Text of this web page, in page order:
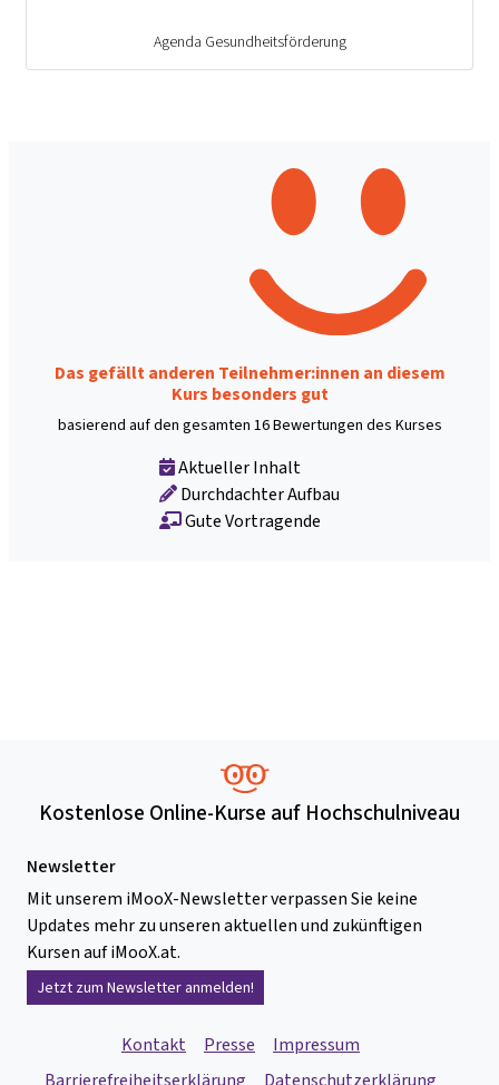
Agenda Gesundheitsförderung
Das gefällt anderen Teilnehmer:innen an diesem
Kurs besonders gut
basierend auf den gesamten 16 Bewertungen des Kurses
Aktueller Inhalt
Durchdachter Aufbau
Gute Vortragende
Kostenlose Online-Kurse auf Hochschulniveau
Newsletter
Mit unserem iMooX-Newsletter verpassen Sie keine
Updates mehr zu unseren aktuellen und zukünftigen
Kursen auf iMooX.at.
Jetzt zum Newsletter anmelden!
Kontakt Presse
Impressum